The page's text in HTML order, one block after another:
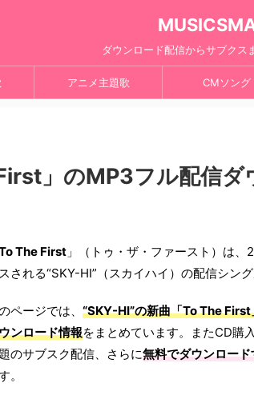
ダウンロード配信からサブクス
アニメ主題歌 CMソング
」のMP3フル配信ダ
The First 」（トゥ・ザ・ファースト）は、
される“SKY-HI”（スカイハイ）の配信シング
ページでは、 “SKY-HI”の新曲「To The
ンロード情報をまとめています。またCD購
のサブスク配信、さらに無料でダウンロー
。